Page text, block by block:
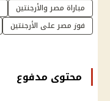
مباراة مصر والأرجنتين
فوز مصر على الأرجنتين
محتوى مدفوع